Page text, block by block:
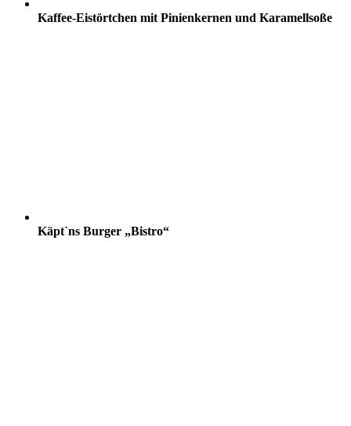
Kaffee-Eistörtchen mit Pinienkernen und Karamellsoße
Käpt`ns Burger „Bistro“